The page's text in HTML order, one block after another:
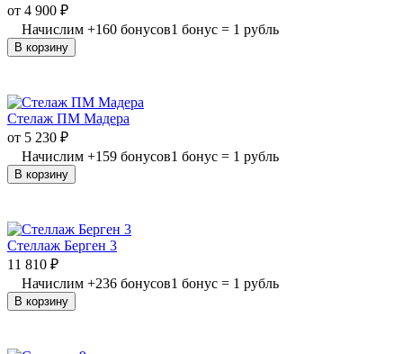
от 4 900 ₽
Начислим +160 бонусов1 бонус = 1 рубль
В корзину
Стелаж ПМ Мадера
от 5 230 ₽
Начислим +159 бонусов1 бонус = 1 рубль
В корзину
Стеллаж Берген 3
11 810 ₽
Начислим +236 бонусов1 бонус = 1 рубль
В корзину